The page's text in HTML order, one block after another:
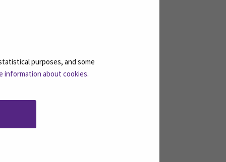
purposes, and some
information about cookies.